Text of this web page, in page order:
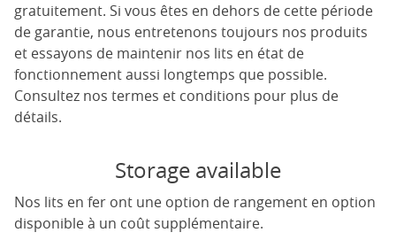
gratuitement. Si vous êtes en dehors de cette période
de garantie, nous entretenons toujours nos produits
et essayons de maintenir nos lits en état de
fonctionnement aussi longtemps que possible.
Consultez nos termes et conditions pour plus de
détails.
Storage available
Nos lits en fer ont une option de rangement en option
disponible à un coût supplémentaire.